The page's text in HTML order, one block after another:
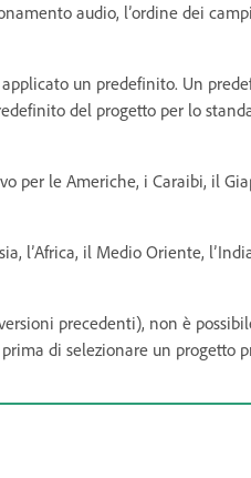
audio, l’ordine dei
un predefinito. Un
del progetto per lo
per le Americhe, i Caraibi, il
l’Africa, il Medio Oriente,
precedenti), non è
di selezionare un progetto